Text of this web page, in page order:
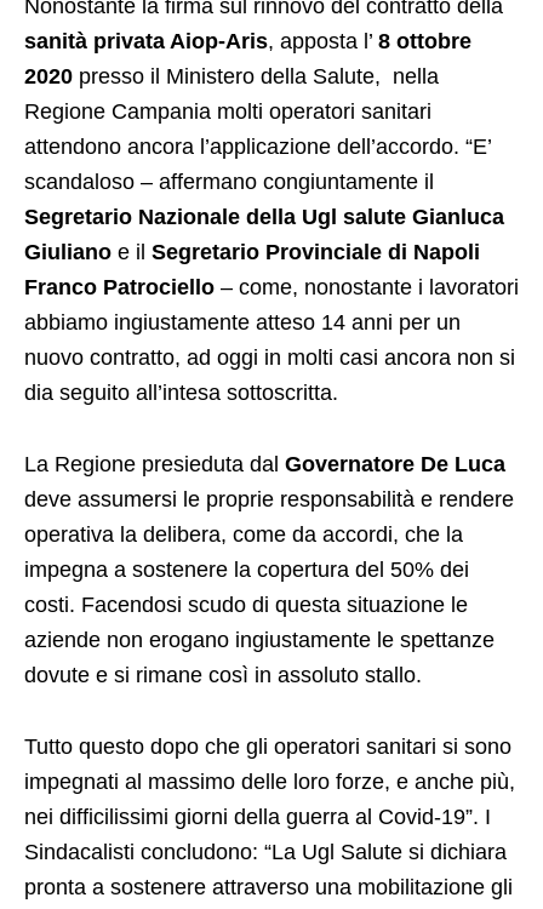
Nonostante la firma sul rinnovo del contratto della
sanità privata Aiop-Aris, apposta l’ 8 ottobre
2020 presso il Ministero della Salute, nella
Regione Campania molti operatori sanitari
attendono ancora l’applicazione dell’accordo. “E’
scandaloso – affermano congiuntamente il
Segretario Nazionale della Ugl salute Gianluca
Giuliano e il Segretario Provinciale di Napoli
Franco Patrociello – come, nonostante i lavoratori
abbiamo ingiustamente atteso 14 anni per un
nuovo contratto, ad oggi in molti casi ancora non si
dia seguito all’intesa sottoscritta.
La Regione presieduta dal Governatore De Luca
deve assumersi le proprie responsabilità e rendere
operativa la delibera, come da accordi, che la
impegna a sostenere la copertura del 50% dei
costi. Facendosi scudo di questa situazione le
aziende non erogano ingiustamente le spettanze
dovute e si rimane così in assoluto stallo.
Tutto questo dopo che gli operatori sanitari si sono
impegnati al massimo delle loro forze, e anche più,
nei difficilissimi giorni della guerra al Covid-19”. I
Sindacalisti concludono: “La Ugl Salute si dichiara
pronta a sostenere attraverso una mobilitazione gli